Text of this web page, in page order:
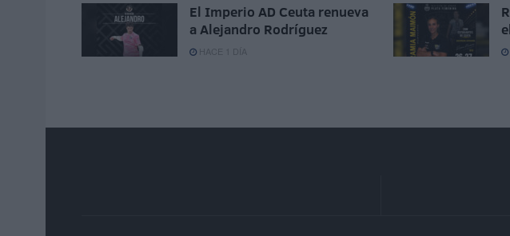
El Imperio AD Ceuta renueva
a Alejandro Rodríguez
HACE 1 DÍA